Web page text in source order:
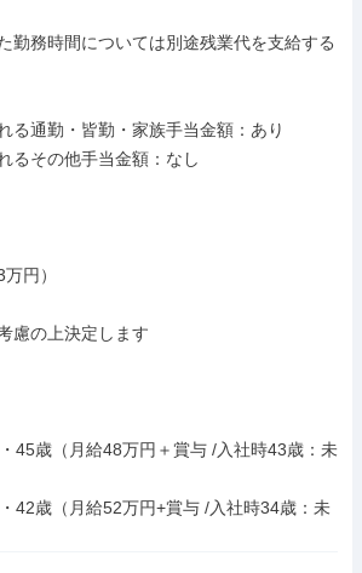
勤務時間については別途残業代を支給する
る通勤・皆勤・家族手当金額：あり
るその他手当金額：なし
円）
慮の上決定します
45歳（月給48万円＋賞与 /入社時43歳：未
42歳（月給52万円+賞与 /入社時34歳：未